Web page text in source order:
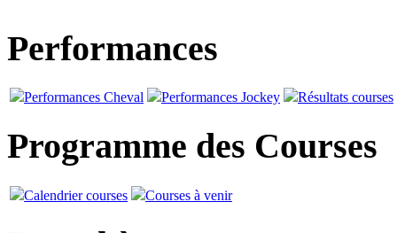
Performances
Performances Cheval Performances Jockey Résultats courses
Programme des Courses
Calendrier courses Courses à venir